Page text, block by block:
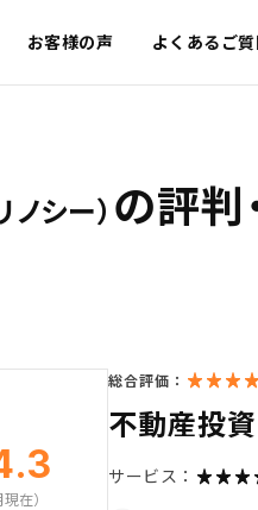
お客様の声 よくあるご
ノシー） の評判
在）
総合評価：
不動産投
サービス：